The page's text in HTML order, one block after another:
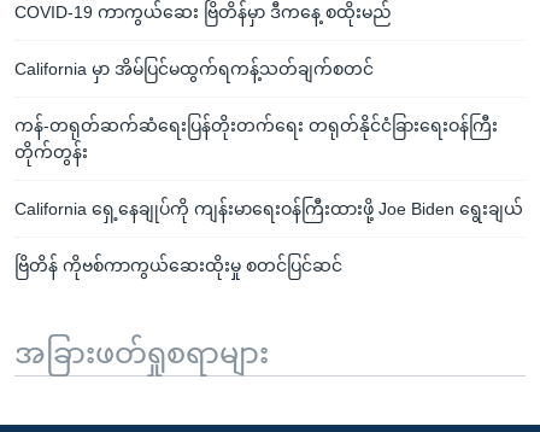
COVID-19 ကာကွယ်ဆေး ဗြိတိန်မှာ ဒီကနေ့ စထိုးမည်
California မှာ အိမ်ပြင်မထွက်ရကန့်သတ်ချက်စတင်
ကန်-တရုတ်ဆက်ဆံရေးပြန်တိုးတက်ရေး တရုတ်နိုင်ငံခြားရေးဝန်ကြီး
တိုက်တွန်း
California ရှေ့နေချုပ်ကို ကျန်းမာရေးဝန်ကြီးထားဖို့ Joe Biden ရွေးချယ်
ဗြိတိန် ကိုဗစ်ကာကွယ်ဆေးထိုးမှု စတင်ပြင်ဆင်
အခြားဖတ်ရှုစရာများ